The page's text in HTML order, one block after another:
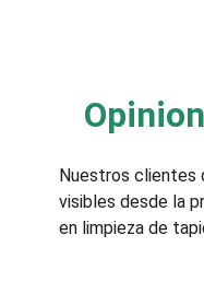
Nuestros clientes
visibles desde la
en limpieza de